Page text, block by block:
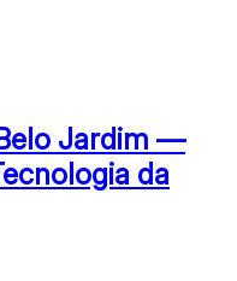
Jardim —
da